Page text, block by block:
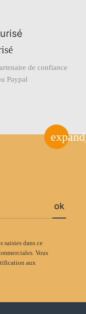
de confiance
Paypal
ok
saisies dans ce
Vous
aux